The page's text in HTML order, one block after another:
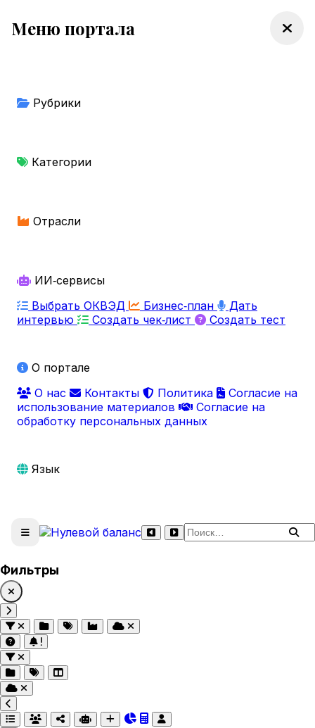
Меню портала
Рубрики
Категории
Отрасли
ИИ‑сервисы
Выбрать ОКВЭД
Бизнес‑план
Дать
интервью
Создать чек‑лист Создать тест
О портале
О нас
Контакты Политика
Согласие на
использование материалов
Согласие на
обработку персональных данных
Язык
Поиск по сайту
Фильтры